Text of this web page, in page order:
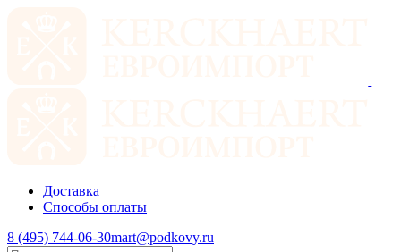
Доставка
Способы оплаты
8 (495) 744-06-30mart@podkovy.ru